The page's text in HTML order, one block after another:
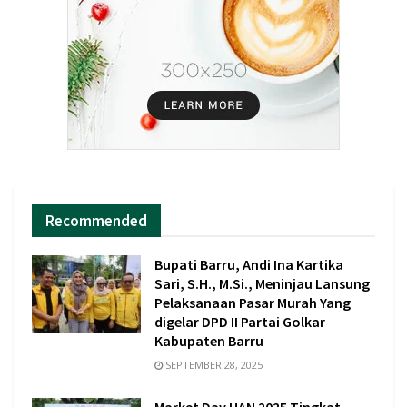
Recommended
Bupati Barru, Andi Ina Kartika
Sari, S.H., M.Si., Meninjau Lansung
Pelaksanaan Pasar Murah Yang
digelar DPD II Partai Golkar
Kabupaten Barru
SEPTEMBER 28, 2025